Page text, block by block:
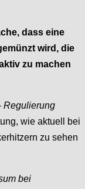
dass eine
wird, die
zu machen
Regulierung
wie aktuell bei
zu sehen
bei